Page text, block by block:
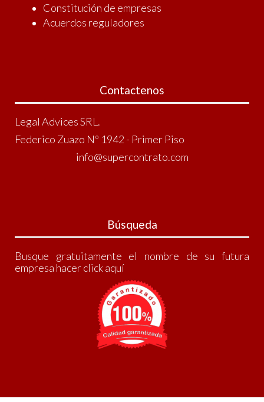
Constitución de empresas
Acuerdos reguladores
Contactenos
Legal Advices SRL.
Federico Zuazo Nº 1942 - Primer Piso
info@supercontrato.com
Búsqueda
Busque gratuitamente el nombre de su futura
empresa hacer click aquí